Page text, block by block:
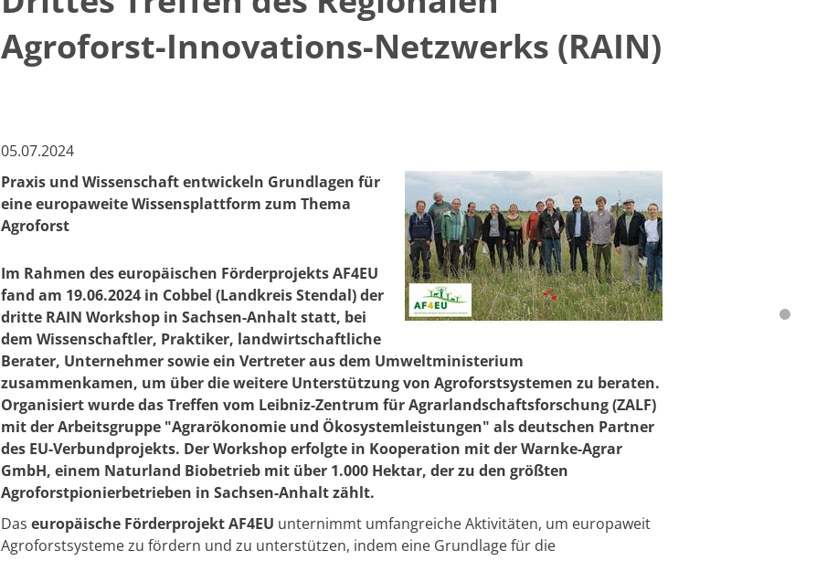
Agroforst-Innovations-Netzwerks (RAIN)
05.07.2024
Praxis und Wissenschaft entwickeln Grundlagen für
eine europaweite Wissensplattform zum Thema
Agroforst
Im Rahmen deseuropäischen Förderprojekts AF4EU
fand am 19.06.2024 in Cobbel (Landkreis Stendal) der
dritte RAIN Workshop in Sachsen-Anhalt statt, bei
dem Wissenschaftler, Praktiker, landwirtschaftliche
Berater, Unternehmer sowie ein Vertreter aus dem Umweltministerium
zusammenkamen, um über die weitere Unterstützung von Agroforstsystemen zu beraten.
Organisiert wurde das Treffen vom Leibniz-Zentrum für Agrarlandschaftsforschung (ZALF)
mit der Arbeits​gruppe "Agrarökonomie und Ökosystemleistungen" als deutschen Partner
des EU-Verbundprojekts. Der Workshop erfolgte in Kooperation mit der Warnke-Agrar
GmbH, einem Naturland Biobetrieb mit über 1.000 Hektar, der zu den größten
Agroforstpionierbetrieben in Sachsen-Anhalt zählt.​
Das europäische Förderprojekt AF4EU unternimmt umfangreiche Aktivitäten, um europaweit
Agroforstsysteme zu fördern und zu unterstützen, indem eine Grundlage für die